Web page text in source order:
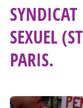
SEXUEL
PARIS.